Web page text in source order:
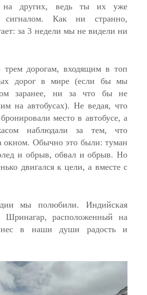
на других, ведь ты их уже
сигналом. Как ни странно,
за 3 недели мы не видели ни
трем дорогам, входящим в топ
дорог в мире (если бы мы
заранее, ни за что бы не
на автобусах). Не ведая, что
место в автобусе, а
наблюдали за тем, что
окном. Обычно это были: туман
и обрыв, обвал и обрыв. Но
двигался к цели, а вместе с
мы полюбили. Индийская
Шринагар, расположенный на
в наши души радость и